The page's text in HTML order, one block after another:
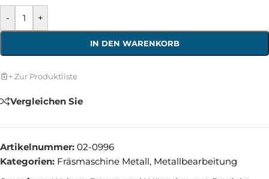
- +
IN DEN WARENKORB
+ Zur Produktliste
Vergleichen Sie
Artikelnummer: 02-0996
Kategorien: Fräsmaschine Metall, Metallbearbeitung